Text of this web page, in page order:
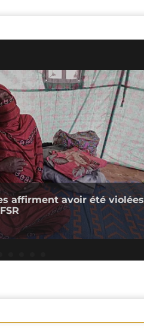
affirment avoir été violées